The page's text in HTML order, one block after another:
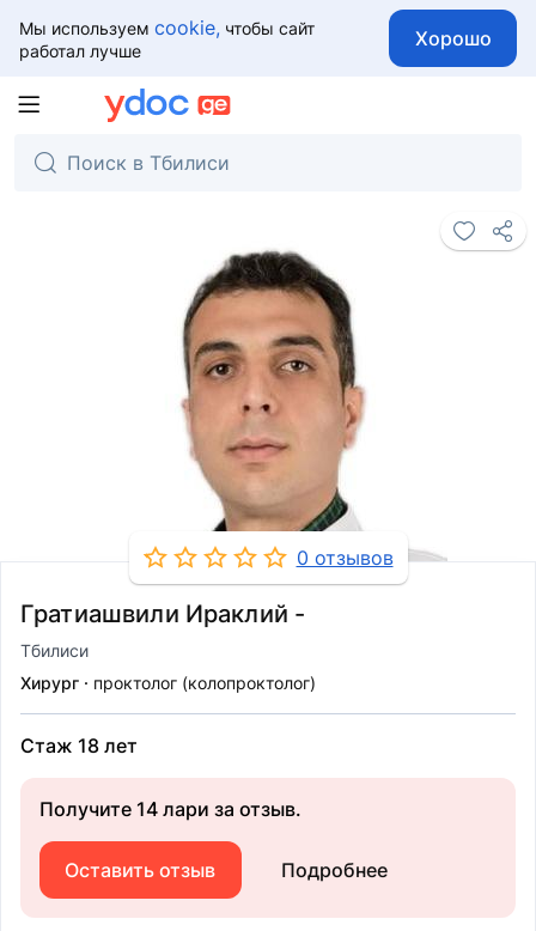
Мы используем cookie, чтобы сайт
работал лучше
Хорошо
0 отзывов
Гратиашвили Ираклий -
Тбилиси
Хирург
проктолог (колопроктолог)
Стаж 18 лет
Получите 14 лари за отзыв.
Оставить отзыв Подробнее